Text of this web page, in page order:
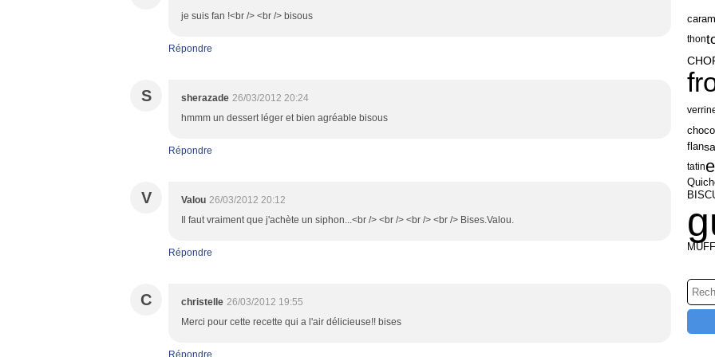
je suis fan !<br /> <br /> bisous
Répondre
S sherazade 26/03/2012 20:24
hmmm un dessert léger et bien agréable bisous
Répondre
V Valou 26/03/2012 20:12
Il faut vraiment que j'achète un siphon...<br /> <br /> <br /> <br /> Bises.Valou.
Répondre
C christelle 26/03/2012 19:55
Merci pour cette recette qui a l'air délicieuse!! bises
Répondre
thon
flan
tatin